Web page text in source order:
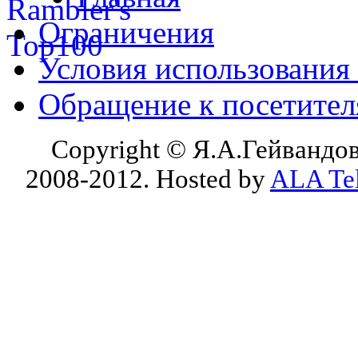
Ограничения
Условия
Обращение к
Copyright ©
2008-2012. Hosted byALA